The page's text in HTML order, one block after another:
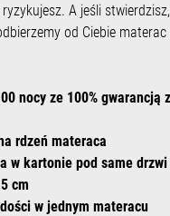
A jeśli
od Ciebie
nocy ze 100% gwarancją
rdzeń materaca
w kartonie pod same drzwi
cm
w jednym materacu